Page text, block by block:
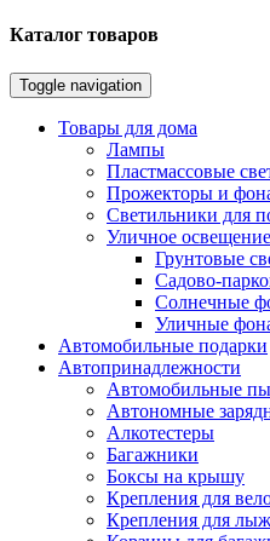
Каталог товаров
Toggle navigation
Товары для дома
Лампы
Пластмассовые
Прожекторы и
Светильники для
Уличное освещение
Грунтовые
Садово-
Солнечные
Уличные
Автомобильные подарки
Автопринадлежности
Автомобильные
Автономные
Алкотестеры
Багажники
Боксы на крышу
Крепления для
Крепления для лыж